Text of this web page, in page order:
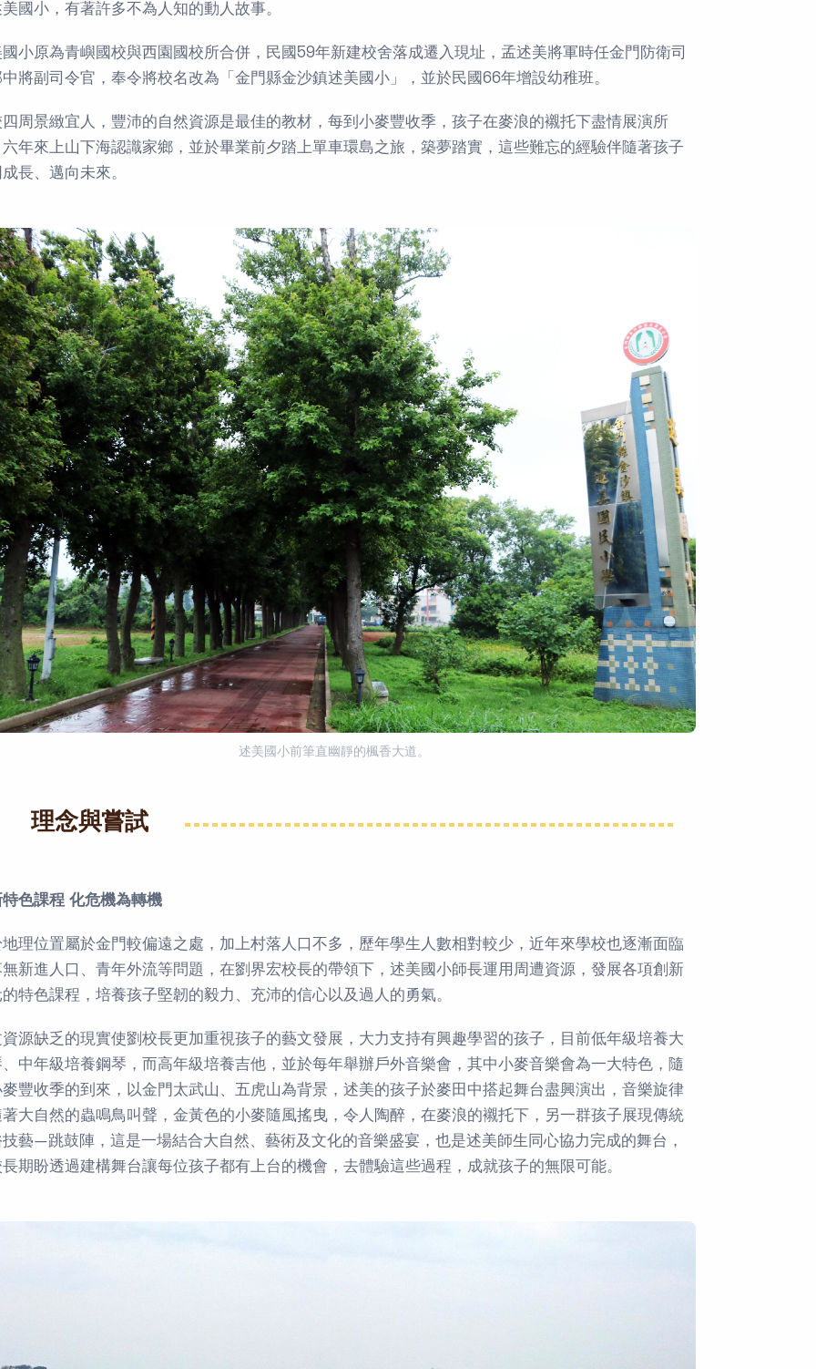
國小，有著許多不為人知的動人故事。
小原為青嶼國校與西園國校所合併，民國59年新建校舍落成遷入現址，孟述美將軍時任金門防衛司
將副司令官，奉令將校名改為「金門縣金沙鎮述美國小」，並於民國66年增設幼稚班。
周景緻宜人，豐沛的自然資源是最佳的教材，每到小麥豐收季，孩子在麥浪的襯托下盡情展演所
年來上山下海認識家鄉，並於畢業前夕踏上單車環島之旅，築夢踏實，這些難忘的經驗伴隨著孩子
長、邁向未來。
述美國小前筆直幽靜的楓香大道。
理念與嘗試
色課程 化危機為轉機
理位置屬於金門較偏遠之處，加上村落人口不多，歷年學生人數相對較少，近年來學校也逐漸面臨
新進人口、青年外流等問題，在劉界宏校長的帶領下，述美國小師長運用周遭資源，發展各項創新
特色課程，培養孩子堅韌的毅力、充沛的信心以及過人的勇氣。
源缺乏的現實使劉校長更加重視孩子的藝文發展，大力支持有興趣學習的孩子，目前低年級培養大
中年級培養鋼琴，而高年級培養吉他，並於每年舉辦戶外音樂會，其中小麥音樂會為一大特色，隨
豐收季的到來，以金門太武山、五虎山為背景，述美的孩子於麥田中搭起舞台盡興演出，音樂旋律
大自然的蟲鳴鳥叫聲，金黃色的小麥隨風搖曳，令人陶醉，在麥浪的襯托下，另一群孩子展現傳統
藝—跳鼓陣，這是一場結合大自然、藝術及文化的音樂盛宴，也是述美師生同心協力完成的舞台，
期盼透過建構舞台讓每位孩子都有上台的機會，去體驗這些過程，成就孩子的無限可能。